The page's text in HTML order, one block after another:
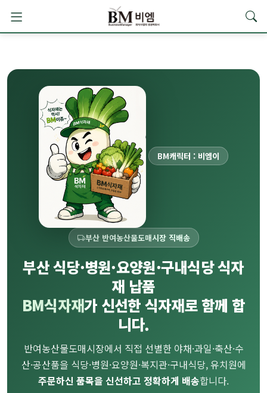
부산 반여농산물도매시장 직배송
부산 식당·병원·요양원·구내식당 식자
재 납품
BM식자재가 신선한 식자재로 함께 합
니다.
반여농산물도매시장에서 직접 선별한 야채·과일·축산·수
산·공산품을 식당·병원·요양원·복지관·구내식당, 유치원에
주문하신 품목을 신선하고 정확하게 배송합니다.
BM캐릭터 : 비엠이